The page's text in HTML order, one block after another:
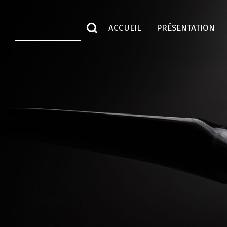
ACCUEIL PRÉSENTATION